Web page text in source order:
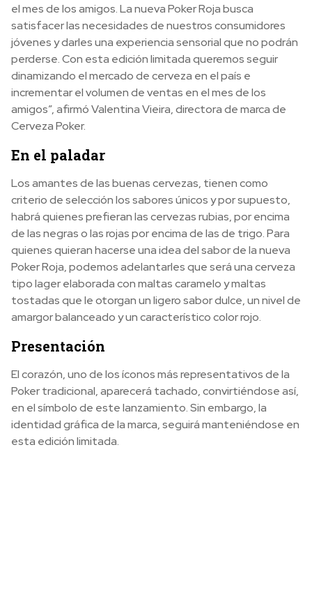
el mes de los amigos. La nueva Poker Roja busca
satisfacer las necesidades de nuestros consumidores
jóvenes y darles una experiencia sensorial que no podrán
perderse. Con esta edición limitada queremos seguir
dinamizando el mercado de cerveza en el país e
incrementar el volumen de ventas en el mes de los
amigos”, afirmó Valentina Vieira, directora de marca de
Cerveza Poker.
En el paladar
Los amantes de las buenas cervezas, tienen como
criterio de selección los sabores únicos y por supuesto,
habrá quienes prefieran las cervezas rubias, por encima
de las negras o las rojas por encima de las de trigo. Para
quienes quieran hacerse una idea del sabor de la nueva
Poker Roja, podemos adelantarles que será una cerveza
tipo lager elaborada con maltas caramelo y maltas
tostadas que le otorgan un ligero sabor dulce, un nivel de
amargor balanceado y un característico color rojo.
Presentación
El corazón, uno de los íconos más representativos de la
Poker tradicional, aparecerá tachado, convirtiéndose así,
en el símbolo de este lanzamiento. Sin embargo, la
identidad gráfica de la marca, seguirá manteniéndose en
esta edición limitada.